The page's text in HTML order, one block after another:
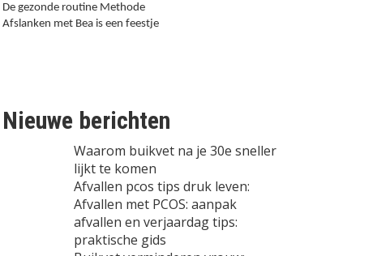
De gezonde routine Methode
Afslanken met Bea is een feestje
Nieuwe berichten
Waarom buikvet na je 30e sneller
lijkt te komen
Afvallen pcos tips druk leven:
Afvallen met PCOS: aanpak
afvallen en verjaardag tips:
praktische gids